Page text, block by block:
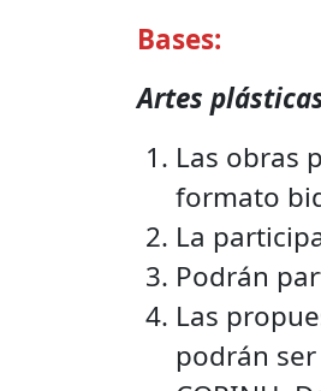
Bases:
Artes
Las obras
formato
La
Podrán
Las
podrán